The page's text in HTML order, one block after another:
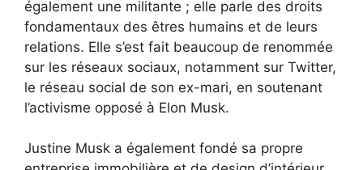
également une militante ; elle parle des droits
fondamentaux des êtres humains et de leurs
relations. Elle s’est fait beaucoup de renommée
sur les réseaux sociaux, notamment sur Twitter,
le réseau social de son ex-mari, en soutenant
l’activisme opposé à Elon Musk.
Justine Musk a également fondé sa propre